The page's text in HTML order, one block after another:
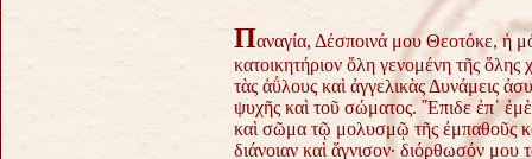
Παναγία, Δέσποινά μου Θεοτόκε, ἡ
κατοικητήριον ὅλη γενομένη τῆς
τὰς ἀΰλους καὶ ἀγγελικὰς Δυνάμεις
ψυχῆς καὶ τοῦ σώματος. ῎Επιδε ἐπ᾿
καὶ σῶμα τῷ μολυσμῷ τῆς ἐμπαθοῦς
διάνοιαν καὶ ἅγνισον· διόρθωσόν